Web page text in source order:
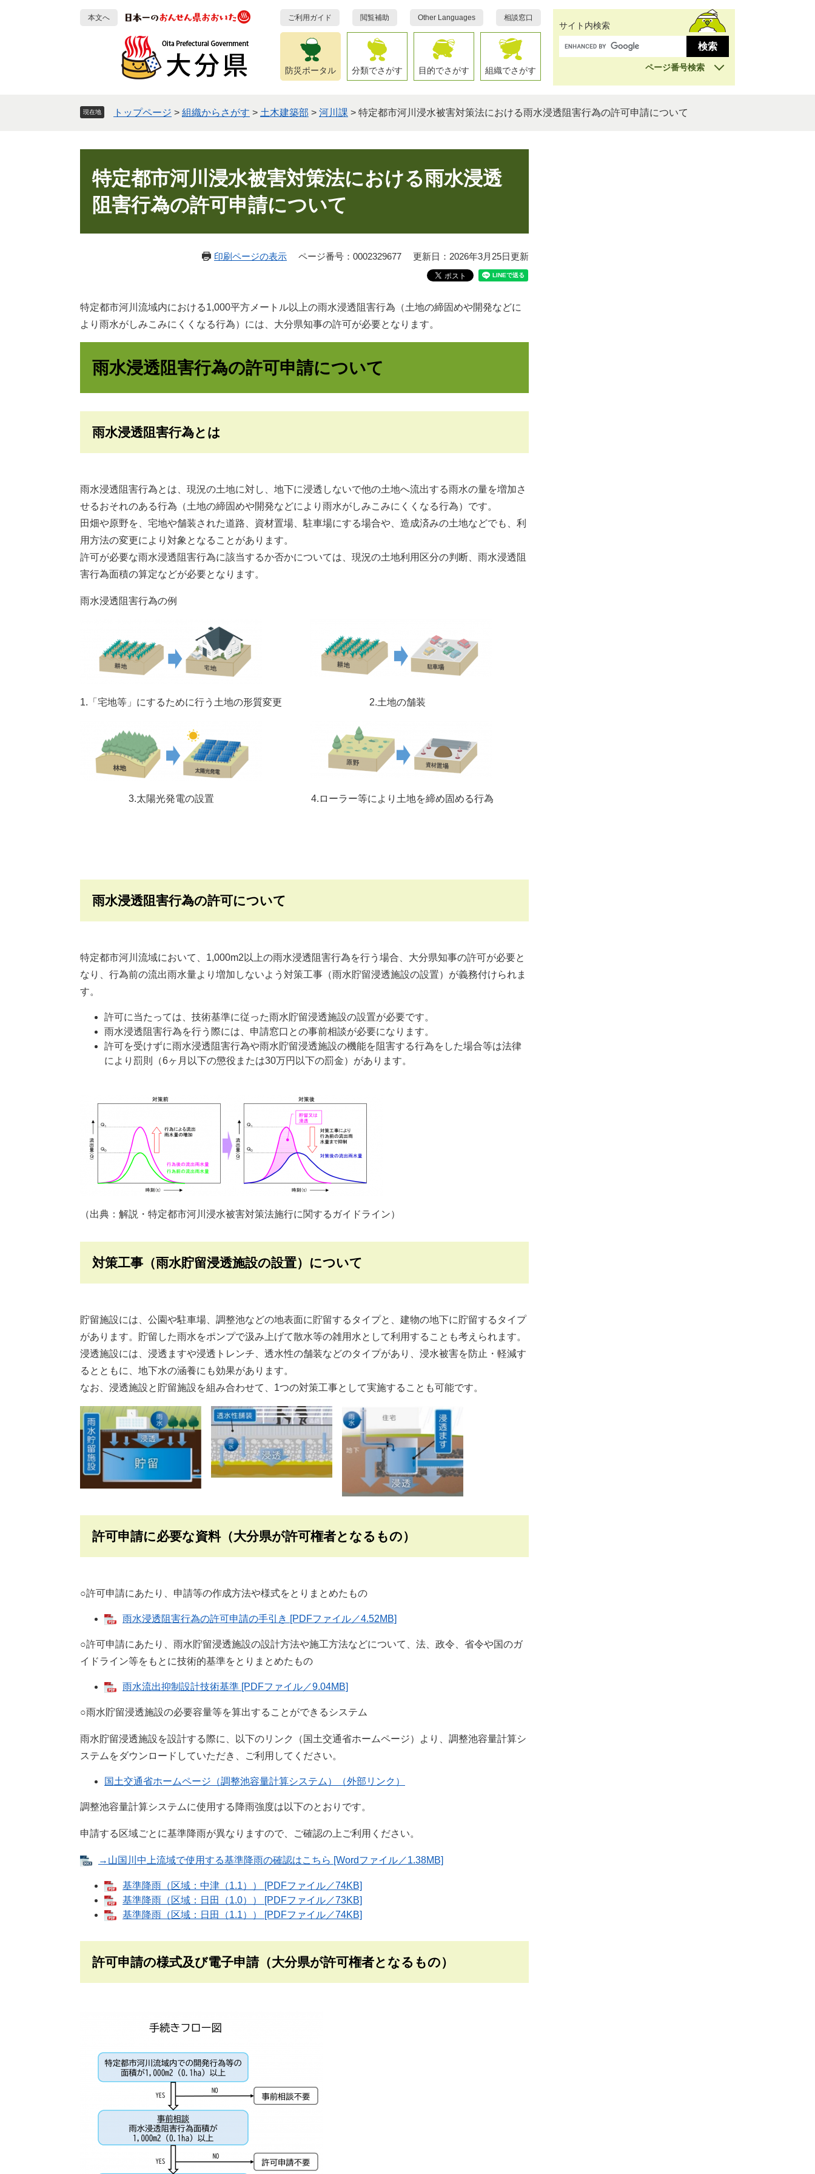
本文へ ご利用ガイド 閲覧補助 Other Languages 相談窓口
防災ポータル 分類でさがす 目的でさがす 組織でさがす
サイト内検索
ページ番号検索
現在地 トップページ > 組織からさがす > 土木建築部 > 河川課 > 特定都市河川浸水被害対策法における雨水浸透阻害行為の許可申請について
特定都市河川浸水被害対策法における雨水浸透
阻害行為の許可申請について
印刷ページの表示 ページ番号：0002329677 更新日：2026年3月25日更新
特定都市河川流域内における1,000平方メートル以上の雨水浸透阻害行為（土地の締固めや開発などに
より雨水がしみこみにくくなる行為）には、大分県知事の許可が必要となります。
雨水浸透阻害行為の許可申請について
雨水浸透阻害行為とは
雨水浸透阻害行為とは、現況の土地に対し、地下に浸透しないで他の土地へ流出する雨水の量を増加さ
せるおそれのある行為（土地の締固めや開発などにより雨水がしみこみにくくなる行為）です。
田畑や原野を、宅地や舗装された道路、資材置場、駐車場にする場合や、造成済みの土地などでも、利
用方法の変更により対象となることがあります。
許可が必要な雨水浸透阻害行為に該当するか否かについては、現況の土地利用区分の判断、雨水浸透阻
害行為面積の算定などが必要となります。
雨水浸透阻害行為の例
1.「宅地等」にするために行う土地の形質変更 2.土地の舗装
3.太陽光発電の設置 4.ローラー等により土地を締め固める行為
雨水浸透阻害行為の許可について
特定都市河川流域において、1,000m2以上の雨水浸透阻害行為を行う場合、大分県知事の許可が必要と
なり、行為前の流出雨水量より増加しないよう対策工事（雨水貯留浸透施設の設置）が義務付けられま
す。
許可に当たっては、技術基準に従った雨水貯留浸透施設の設置が必要です。
雨水浸透阻害行為を行う際には、申請窓口との事前相談が必要になります。
許可を受けずに雨水浸透阻害行為や雨水貯留浸透施設の機能を阻害する行為をした場合等は法律
により罰則（6ヶ月以下の懲役または30万円以下の罰金）があります。
（出典：解説・特定都市河川浸水被害対策法施行に関するガイドライン）
対策工事（雨水貯留浸透施設の設置）について
貯留施設には、公園や駐車場、調整池などの地表面に貯留するタイプと、建物の地下に貯留するタイプ
があります。貯留した雨水をポンプで汲み上げて散水等の雑用水として利用することも考えられます。
浸透施設には、浸透ますや浸透トレンチ、透水性の舗装などのタイプがあり、浸水被害を防止・軽減す
るとともに、地下水の涵養にも効果があります。
なお、浸透施設と貯留施設を組み合わせて、1つの対策工事として実施することも可能です。
許可申請に必要な資料（大分県が許可権者となるもの）
○許可申請にあたり、申請等の作成方法や様式をとりまとめたもの
雨水浸透阻害行為の許可申請の手引き [PDFファイル／4.52MB]
○許可申請にあたり、雨水貯留浸透施設の設計方法や施工方法などについて、法、政令、省令や国のガ
イドライン等をもとに技術的基準をとりまとめたもの
雨水流出抑制設計技術基準 [PDFファイル／9.04MB]
○雨水貯留浸透施設の必要容量等を算出することができるシステム
雨水貯留浸透施設を設計する際に、以下のリンク（国土交通省ホームページ）より、調整池容量計算シ
ステムをダウンロードしていただき、ご利用してください。
国土交通省ホームページ（調整池容量計算システム）（外部リンク）
調整池容量計算システムに使用する降雨強度は以下のとおりです。
申請する区域ごとに基準降雨が異なりますので、ご確認の上ご利用ください。
→山国川中上流域で使用する基準降雨の確認はこちら [Wordファイル／1.38MB]
基準降雨（区域：中津（1.1）） [PDFファイル／74KB]
基準降雨（区域：日田（1.0）） [PDFファイル／73KB]
基準降雨（区域：日田（1.1）） [PDFファイル／74KB]
許可申請の様式及び電子申請（大分県が許可権者となるもの）